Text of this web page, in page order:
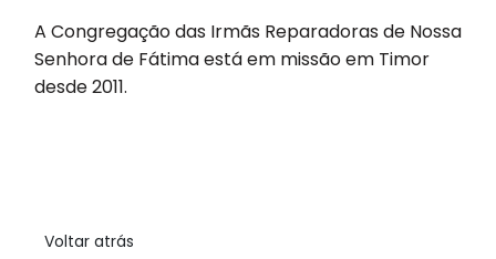
A Congregação das Irmãs Reparadoras de Nossa
Senhora de Fátima está em missão em Timor
desde 2011.
Voltar atrás